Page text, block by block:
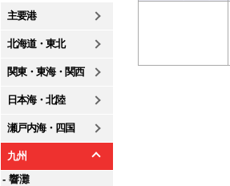
主要港
北海道・東北
関東・東海・関西
日本海・北陸
瀬戸内海・四国
九州
- 響灘